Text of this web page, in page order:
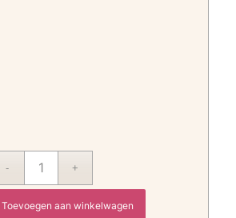
Toevoegen aan winkelwagen